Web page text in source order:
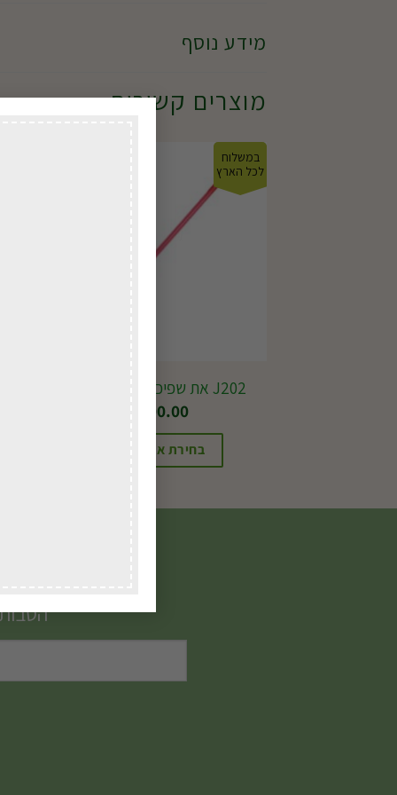
מידע נוסף
מוצרים קשורים
במשלוח
לכל הארץ
J202 את שפיכה 47 פיברגלס
100.00
בחירת אפשרויות